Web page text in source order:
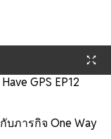
GPS EP12
ภารกิจ One Way